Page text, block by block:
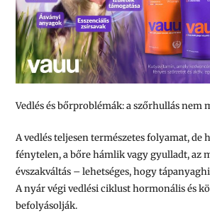
Vedlés és bőrproblémák: a szőrhullás nem
A vedlés teljesen természetes folyamat, de
fénytelen, a bőre hámlik vagy gyulladt, az
évszakváltás – lehetséges, hogy
A nyár végi vedlési ciklust hormonális és
befolyásolják.